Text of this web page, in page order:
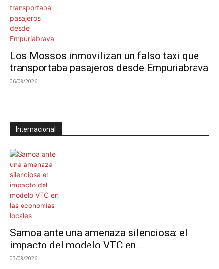
Los Mossos inmovilizan un falso taxi que
transportaba pasajeros desde Empuriabrava
06/08/2026
Internacional
Samoa ante una amenaza silenciosa: el
impacto del modelo VTC en...
03/08/2026